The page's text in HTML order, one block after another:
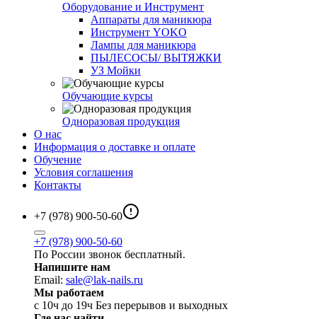
Оборудование и Инструмент
Аппараты для маникюра
Инструмент YOKO
Лампы для маникюра
ПЫЛЕСОСЫ/ ВЫТЯЖКИ
УЗ Мойки
Обучающие курсы
Одноразовая продукция
О нас
Информация о доставке и оплате
Обучение
Условия соглашения
Контакты
+7 (978) 900-50-60
+7 (978) 900-50-60
По России звонок бесплатный.
Напишите нам
Email: sale@lak-nails.ru
Мы работаем
с 10ч до 19ч Без перерывов и выходных